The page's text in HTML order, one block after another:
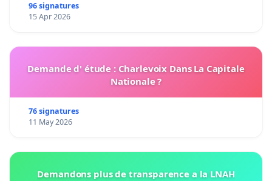
96 signatures
15 Apr 2026
Demande d' étude : Charlevoix Dans La Capitale
Nationale ?
76 signatures
11 May 2026
Demandons plus de transparence a la LNAH